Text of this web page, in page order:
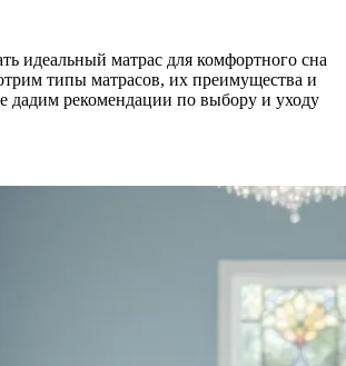
идеальный матрас для комфортного сна
типы матрасов, их преимущества и
дадим рекомендации по выбору и уходу